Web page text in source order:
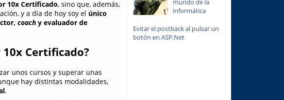
10x Certificado, sino que, además,
y a día de hoy soy el único
coachy evaluador de
Certificado?
unos cursos y superar unas
hay distintas modalidades,
.
mundo de la
informática
Evitar el postback al pulsar un
botón en ASP.Net